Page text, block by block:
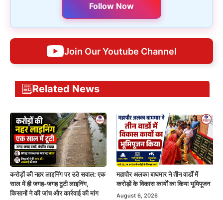
Follow Now
Join Our Youtube Channel
Related News
करोड़ों की नहर लाइनिंग पर उठे सवाल: एक
साल में ही जगह-जगह टूटी लाइनिंग,
किसानों ने की जांच और कार्रवाई की मांग
महापौर अलका बाघमार ने तीन वार्डों में
करोड़ों के विकास कार्यों का किया भूमिपूजन
August 6, 2026